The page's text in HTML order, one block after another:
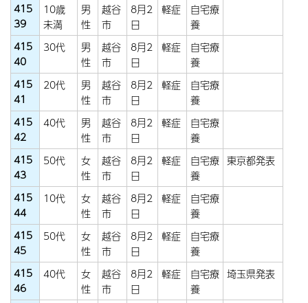
415
39
10歳
未満
男
性
越谷
市
8月2
日
軽症
自宅療
養
415
40
30代
男
性
越谷
市
8月2
日
軽症
自宅療
養
415
41
20代
男
性
越谷
市
8月2
日
軽症
自宅療
養
415
42
40代
男
性
越谷
市
8月2
日
軽症
自宅療
養
415
43
50代
女
性
越谷
市
8月2
日
軽症
自宅療
養
東京都発表
415
44
10代
女
性
越谷
市
8月2
日
軽症
自宅療
養
415
45
50代
女
性
越谷
市
8月2
日
軽症
自宅療
養
415
46
40代
女
性
越谷
市
8月2
日
軽症
自宅療
養
埼玉県発表